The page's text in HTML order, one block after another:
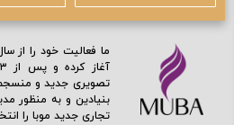
تصویری جدید و
بنیادین و به منظور
تجاری جدید موبا را